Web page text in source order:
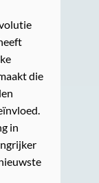
die
in